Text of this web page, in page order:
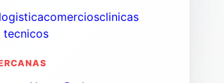
logisticacomerciosclinicas
tecnicos